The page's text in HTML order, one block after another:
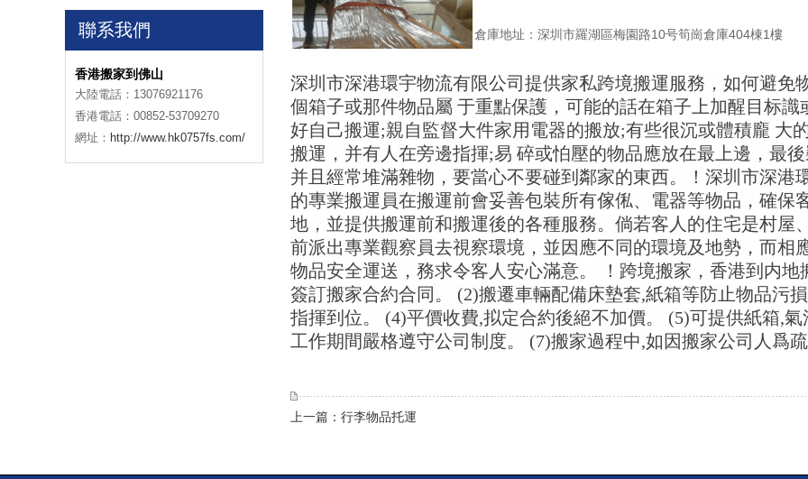
聯系我們
香港搬家到佛山
大陸電話：13076921176
香港電話：00852-53709270
網址： http://www.hk0757fs.com/
倉庫地址：深圳市羅湖區梅園路10号筍崗倉庫404棟1樓
深圳市深港環宇物流有限公司提供家私跨境搬運服務，如何避免
個箱子或那件物品屬 于重點保護，可能的話在箱子上加醒目标
好自己搬運;親自監督大件家用電器的搬放;有些很沉或體積龐 大
搬運，并有人在旁邊指揮;易 碎或怕壓的物品應放在最上邊，最
并且經常堆滿雜物，要當心不要碰到鄰家的東西。！深圳市深港
的專業搬運員在搬運前會妥善包裝所有傢俬、電器等物品，確保
地，並提供搬運前和搬運後的各種服務。倘若客人的住宅是村屋
前派出專業觀察員去視察環境，並因應不同的環境及地勢，而相
物品安全運送，務求令客人安心滿意。 ！跨境搬家，香港到内
簽訂搬家合約合同。 (2)搬遷車輛配備床墊套,紙箱等防止物品污
指揮到位。 (4)平價收費,拟定合約後絕不加價。 (5)可提供紙箱,氣
工作期間嚴格遵守公司制度。 (7)搬家過程中,如因搬家公司人爲
上一篇：行李物品托運